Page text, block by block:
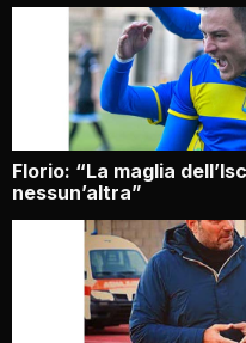
Florio: “La maglia
nessun’altra”